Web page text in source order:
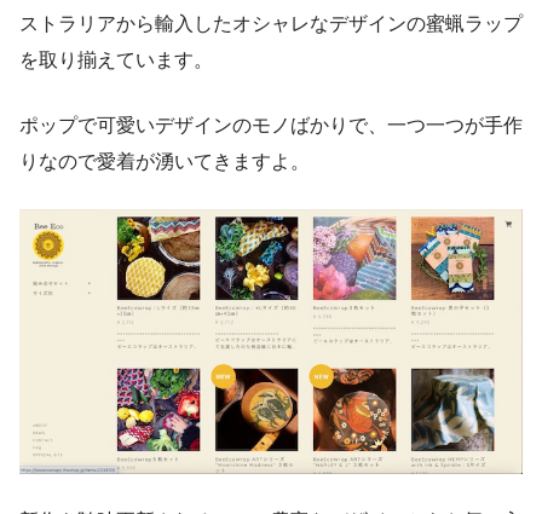
ストラリアから輸入したオシャレなデザインの蜜蝋ラップ
を取り揃えています。
ポップで可愛いデザインのモノばかりで、一つ一つが手作
りなので愛着が湧いてきますよ。